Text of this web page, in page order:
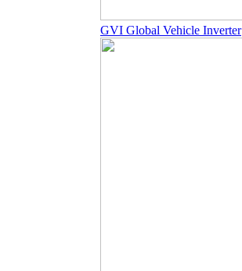
GVI Global Vehicle Inverter